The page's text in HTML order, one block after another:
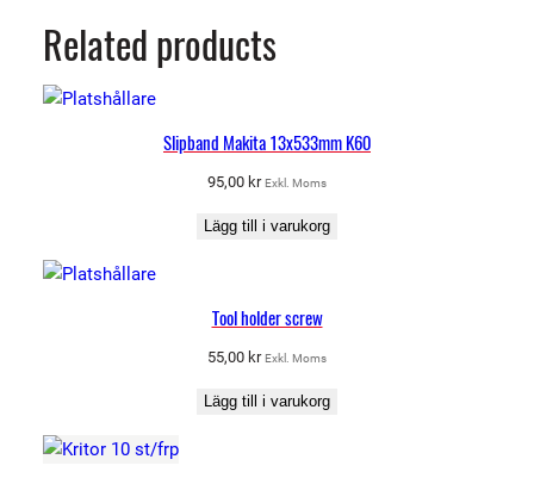
Related products
Slipband Makita 13x533mm K60
95,00 kr Exkl. Moms
Lägg till i varukorg
Tool holder screw
55,00 kr Exkl. Moms
Lägg till i varukorg